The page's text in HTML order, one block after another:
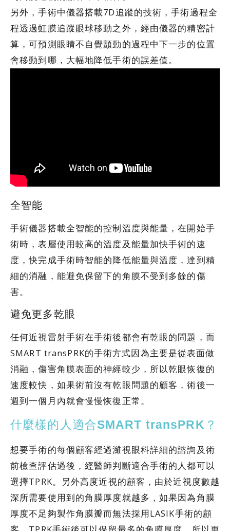
另外，手術中儀器搭載7D追蹤的技術，手術過程全
程透過虹膜追蹤眼球移動之外，經由儀器的精密計
算，可預測眼睛不自覺顫動的過程中下一步的位置
會移動到哪，大幅地降低手術的誤差值。
全智能
手術儀器搭載全智能的控制溫度與能量，在開始手
術時，表層使用較高的溫度及能量加快手術的速
度，快完成手術時智能的降低能量與溫度，達到精
細的消融，能避免保留下的角膜不受到多餘的傷
害。
避免更多乾眼
任何近視雷射手術在手術後都會有乾眼的問題，而
SMART transPRK的手術方式因為主要是從表面做
消融，傷害角膜表面的神經較少，所以乾眼恢復的
速度較快，如果術前沒有乾眼問題的顧客，術後一
週到一個月內就會慢慢恢復正常。
什麼樣的人適合SMART transPRK？
想要手術的每個顧客經過濰視眼科詳細的諮詢及術
前檢查評估過後，經醫師判斷適合手術的人都可以
選擇TPRK。另外高度近視的顧客，由於近視度數越
深所需要使用到的角膜厚度就越多，如果因為角膜
厚度不足夠製作角膜瓣而無法採用LASIK手術的顧